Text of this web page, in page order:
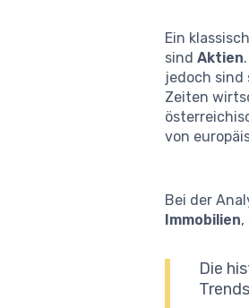
Ein
sindAktien
jedoch sind
Zeiten
von
Bei der
Immobilien,
Die